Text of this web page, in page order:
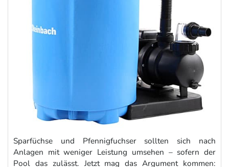
Sparfüchse und Pfennigfuchser sollten sich nach
Anlagen mit weniger Leistung umsehen – sofern der
Pool das zulässt. Jetzt mag das Argument kommen: